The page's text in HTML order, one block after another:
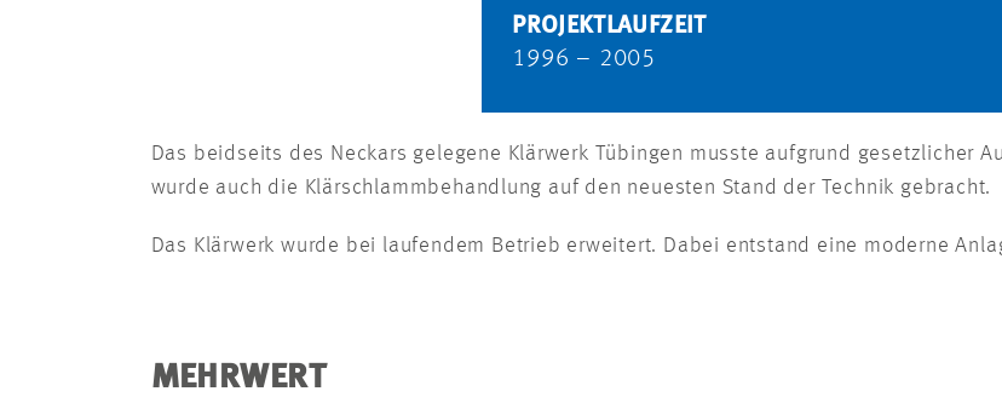
PROJEKTLAUFZEIT
1996 – 2005
Das beidseits des Neckars gelegene Klärwerk Tübingen musste aufgrund gesetzlicher
wurde auch die Klärschlammbehandlung auf den neuesten Stand der Technik gebracht.
Das Klärwerk wurde bei laufendem Betrieb erweitert. Dabei entstand eine moderne
MEHRWERT